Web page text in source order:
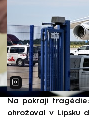
Na pokraji
ohrožoval v Lipsku